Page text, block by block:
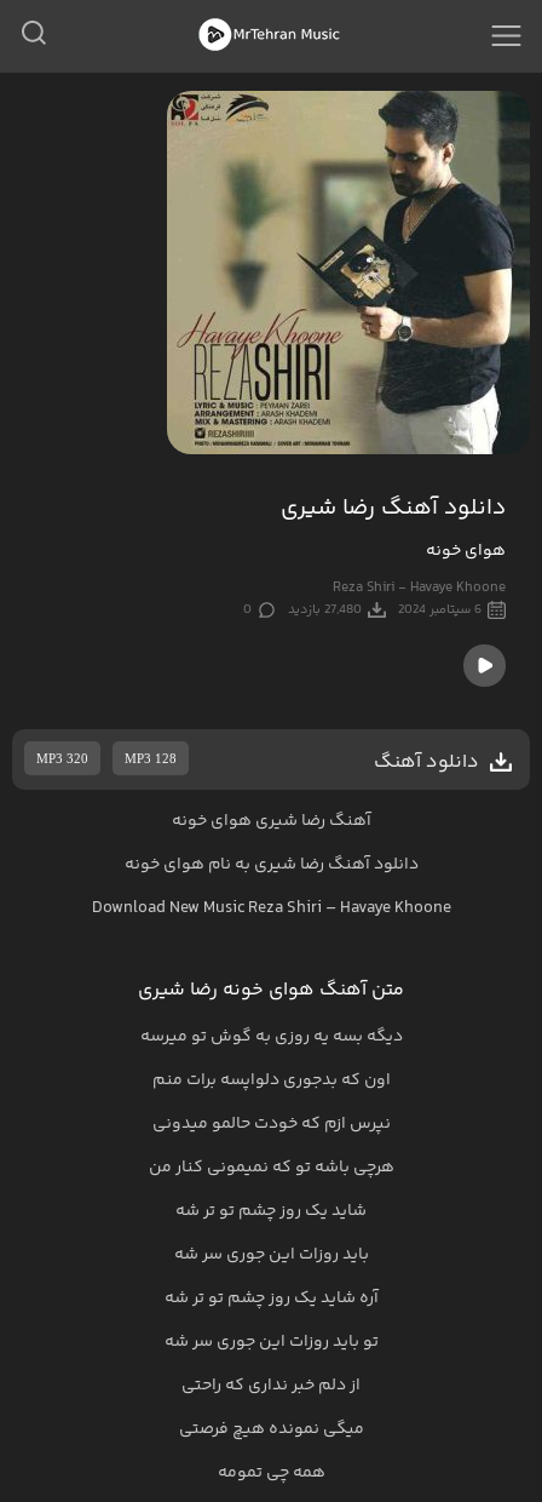
دانلود آهنگ رضا شیری
هوای خونه
Reza Shiri - Havaye Khoone
6 سپتامبر 2024 27,480 بازدید 0
دانلود آهنگ MP3 320 MP3 128
آهنگ رضا شیری هوای خونه
دانلود آهنگ رضا شیری به نام هوای خونه
Download New MusicReza Shiri – Havaye Khoone
متن آهنگ هوای خونه رضا شیری
دیگه بسه یه روزی به گوش تو میرسه
اون که بدجوری دلواپسه برات منم
نپرس ازم که خودت حالمو میدونی
هرچی باشه تو که نمیمونی کنار من
شاید یک روز چشم تو تر شه
باید روزات این جوری سر شه
آره شاید یک روز چشم تو تر شه
تو باید روزات این جوری سر شه
از دلم خبر نداری که راحتی
میگی نمونده هیچ فرصتی
همه چی تمومه